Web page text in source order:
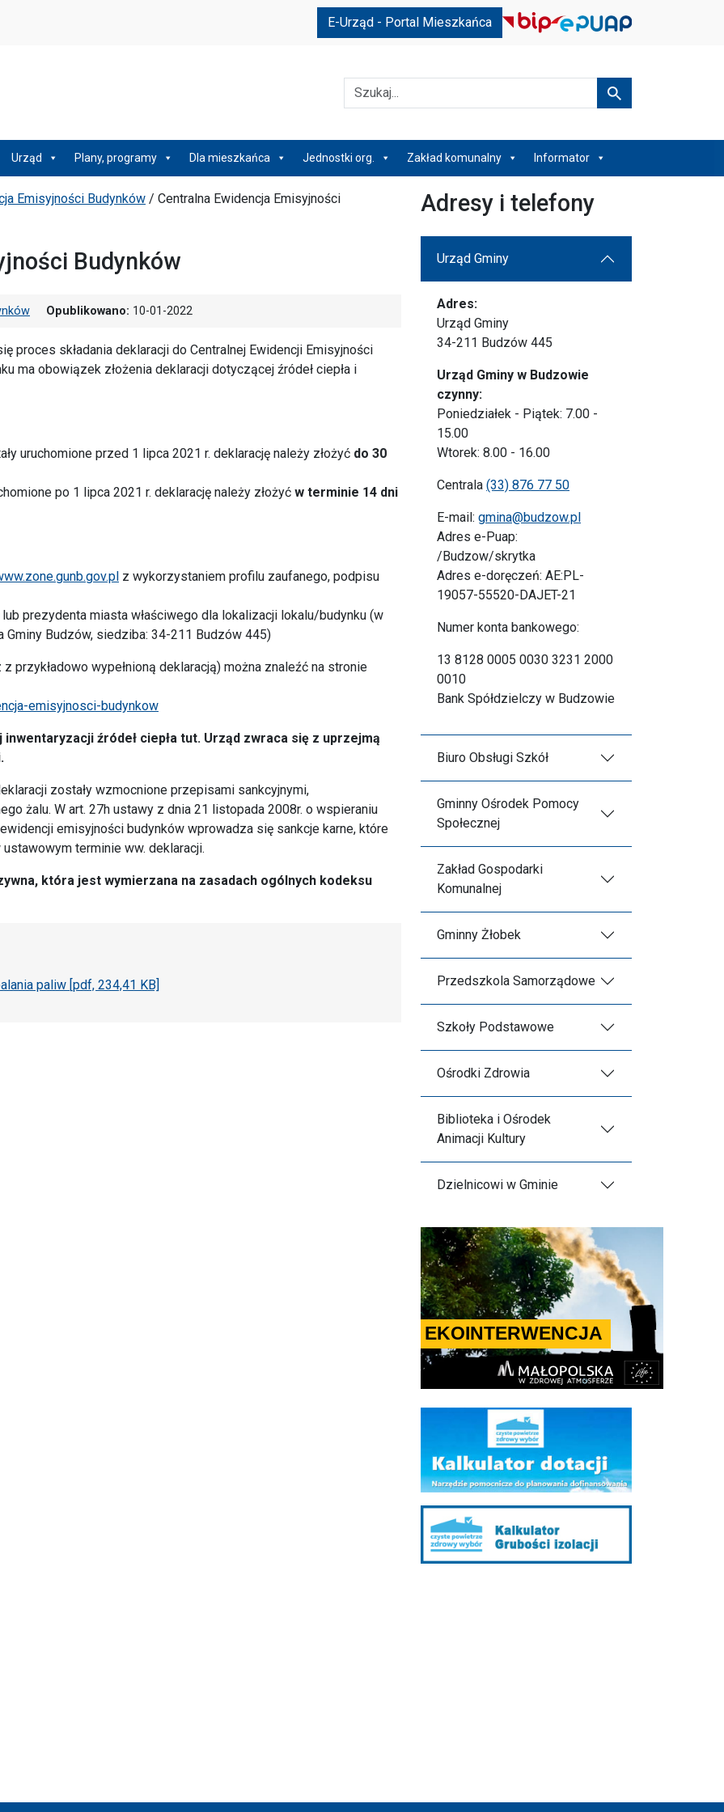
E-Urząd - Portal Mieszkańca
Szukaj Szukaj
Urząd Plany, programy Dla mieszkańca Jednostki org. Zakład komunalny Informator
Emisyjności Budynków / Centralna Ewidencja Emisyjności
Budynków
Opublikowano: 10-01-2022
proces składania deklaracji do Centralnej Ewidencji Emisyjności
ma obowiązek złożenia deklaracji dotyczącej źródeł ciepła i
uruchomione przed 1 lipca 2021 r. deklarację należy złożyć do 30
po 1 lipca 2021 r. deklarację należy złożyć w terminie 14 dni
z wykorzystaniem profilu zaufanego, podpisu
prezydenta miasta właściwego dla lokalizacji lokalu/budynku (w
Gminy Budzów, siedziba: 34-211 Budzów 445)
przykładowo wypełnioną deklaracją) można znaleźć na stronie
emisyjnosci-budynkow
źródeł ciepła tut. Urząd zwraca się z uprzejmą
zostały wzmocnione przepisami sankcyjnymi,
żalu. W art. 27h ustawy z dnia 21 listopada 2008r. o wspieraniu
emisyjności budynków wprowadza się sankcje karne, które
terminie ww. deklaracji.
która jest wymierzana na zasadach ogólnych kodeksu
paliw [pdf, 234,41 KB]
Adresy i telefony
Urząd Gminy
Adres:
Urząd Gminy
34-211 Budzów 445
Urząd Gminy w Budzowie
czynny:
Poniedziałek - Piątek: 7.00 -
15.00
Wtorek: 8.00 - 16.00
Centrala (33) 876 77 50
E-mail: gmina@budzow.pl
Adres e-Puap:
/Budzow/skrytka
Adres e-doręczeń: AE:PL-
19057-55520-DAJET-21
Numer konta bankowego:
13 8128 0005 0030 3231 2000
0010
Bank Spółdzielczy w Budzowie
Biuro Obsługi Szkół
Gminny Ośrodek Pomocy
Społecznej
Zakład Gospodarki
Komunalnej
Gminny Żłobek
Przedszkola Samorządowe
Szkoły Podstawowe
Ośrodki Zdrowia
Biblioteka i Ośrodek
Animacji Kultury
Dzielnicowi w Gminie